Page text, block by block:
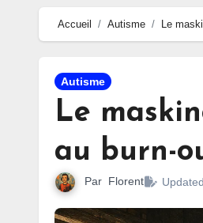
Accueil Autisme Le
Autisme
Le
au burn-
Par Florent